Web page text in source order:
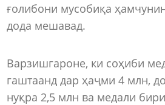
ғолибони мусобиқа
дода мешавад.
Варзишгароне, ки соҳиби
гаштаанд дар ҳаҷми 4 млн,
нуқра 2,5 млн ва медали